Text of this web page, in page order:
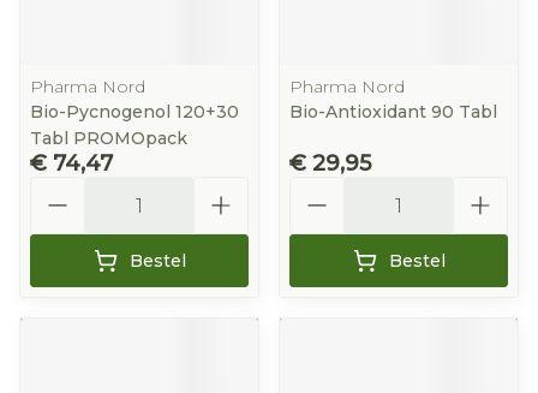
Pharma Nord
Bio-Pycnogenol 120+30
Tabl PROMOpack
€ 74,47
Bestel
Pharma Nord
Bio-Antioxidant 90 Tabl
€ 29,95
Bestel